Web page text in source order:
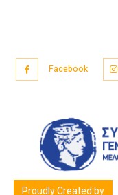
Facebook
Proudly Created by